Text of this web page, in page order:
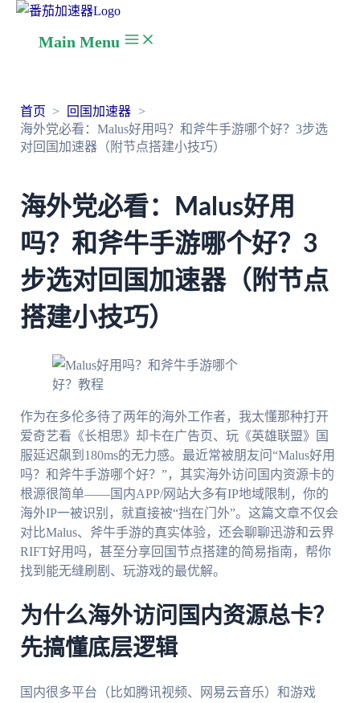
Main Menu
首页
回国加速器
海外党必看：Malus好用吗？和斧牛手游哪个好？3步选
对回国加速器（附节点搭建小技巧）
海外党必看：Malus好用
吗？和斧牛手游哪个好？3
步选对回国加速器（附节点
搭建小技巧）
作为在多伦多待了两年的海外工作者，我太懂那种打开
爱奇艺看《长相思》却卡在广告页、玩《英雄联盟》国
服延迟飙到180ms的无力感。最近常被朋友问“Malus好用
吗？和斧牛手游哪个好？”，其实海外访问国内资源卡的
根源很简单——国内APP/网站大多有IP地域限制，你的
海外IP一被识别，就直接被“挡在门外”。这篇文章不仅会
对比Malus、斧牛手游的真实体验，还会聊聊迅游和云界
RIFT好用吗，甚至分享回国节点搭建的简易指南，帮你
找到能无缝刷剧、玩游戏的最优解。
为什么海外访问国内资源总卡？
先搞懂底层逻辑
国内很多平台（比如腾讯视频、网易云音乐）和游戏